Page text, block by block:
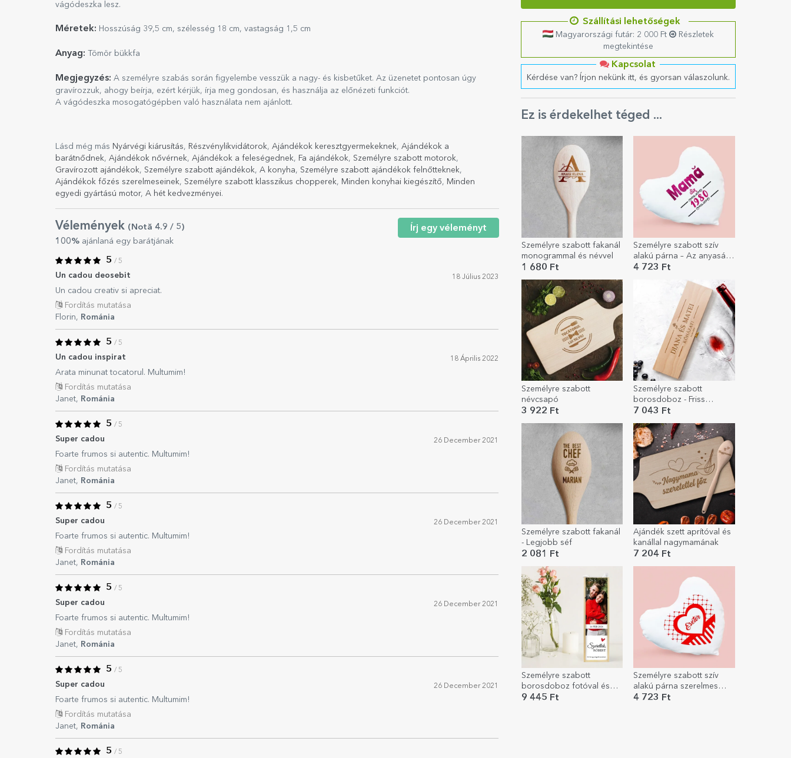
Szállítási lehetőségek
Magyarországi futár: 2 000 Ft
Részletek
megtekintése
Kapcsolat
Kérdése van? Írjon nekünk itt, és gyorsan válaszolunk.
Ez is érdekelhet téged ...
Személyre szabott fakanál
monogrammal és névvel
1 680 Ft
Személyre szabott szív
alakú párna – Az anyaság
élete
4 723 Ft
Személyre szabott
névcsapó
3 922 Ft
Személyre szabott
borosdoboz - Friss
házasok
7 043 Ft
Személyre szabott fakanál
- Legjobb séf
2 081 Ft
Ajándék szett aprítóval és
kanállal nagymamának
7 204 Ft
Személyre szabott
borosdoboz fotóval és
szöveggel – Szeretlek
9 445 Ft
Személyre szabott szív
alakú párna szerelmes
névvel
4 723 Ft
vágódeszka lesz.
Méretek: Hosszúság 39,5 cm, szélesség 18 cm, vastagság 1,5 cm
Anyag: Tömör bükkfa
Megjegyzés: A személyre szabás során figyelembe vesszük a nagy- és kisbetűket. Az üzenetet pontosan úgy
gravírozzuk, ahogy beírja, ezért kérjük, írja meg gondosan, és használja az előnézeti funkciót.
A vágódeszka mosogatógépben való használata nem ajánlott.
Lásd még más Nyárvégi kiárusítás, Részvénylikvidátorok, Ajándékok keresztgyermekeknek, Ajándékok a
barátnődnek, Ajándékok nővérnek, Ajándékok a feleségednek, Fa ajándékok, Személyre szabott motorok,
Gravírozott ajándékok, Személyre szabott ajándékok, A konyha, Személyre szabott ajándékok felnőtteknek,
Ajándékok főzés szerelmeseinek, Személyre szabott klasszikus chopperek, Minden konyhai kiegészítő, Minden
egyedi gyártású motor, A hét kedvezményei.
Vélemények (Notă 4.9 / 5)
100% ajánlaná egy barátjának
Írj egy véleményt
5 / 5
Un cadou deosebit 18 Július 2023
Un cadou creativ si apreciat.
Fordítás mutatása
Florin, Románia
5 / 5
Un cadou inspirat 18 Április 2022
Arata minunat tocatorul. Multumim!
Fordítás mutatása
Janet, Románia
5 / 5
Super cadou 26 December 2021
Foarte frumos si autentic. Multumim!
Fordítás mutatása
Janet, Románia
5 / 5
Super cadou 26 December 2021
Foarte frumos si autentic. Multumim!
Fordítás mutatása
Janet, Románia
5 / 5
Super cadou 26 December 2021
Foarte frumos si autentic. Multumim!
Fordítás mutatása
Janet, Románia
5 / 5
Super cadou 26 December 2021
Foarte frumos si autentic. Multumim!
Fordítás mutatása
Janet, Románia
5 / 5